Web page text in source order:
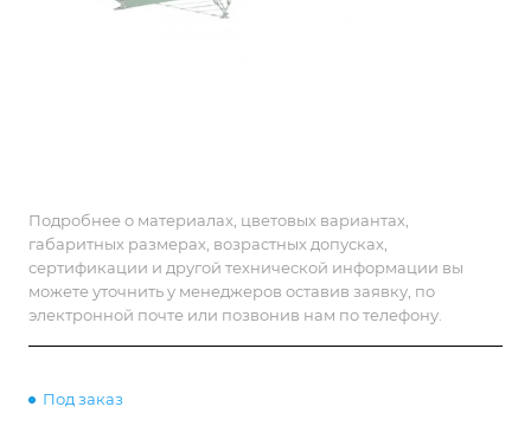
Подробнее о материалах, цветовых вариантах,
габаритных размерах, возрастных допусках,
сертификации и другой технической информации вы
можете уточнить у менеджеров оставив заявку, по
электронной почте или позвонив нам по телефону.
Под заказ